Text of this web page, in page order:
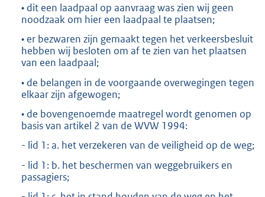
• dit een laadpaal op aanvraag was zien wij geen
noodzaak om hier een laadpaal te plaatsen;
• er bezwaren zijn gemaakt tegen het verkeersbesluit
hebben wij besloten om af te zien van het plaatsen
van een laadpaal;
• de belangen in de voorgaande overwegingen tegen
elkaar zijn afgewogen;
• de bovengenoemde maatregel wordt genomen op
basis van artikel 2 van de WVW 1994:
- lid 1: a. het verzekeren van de veiligheid op de weg;
- lid 1: b. het beschermen van weggebruikers en
passagiers;